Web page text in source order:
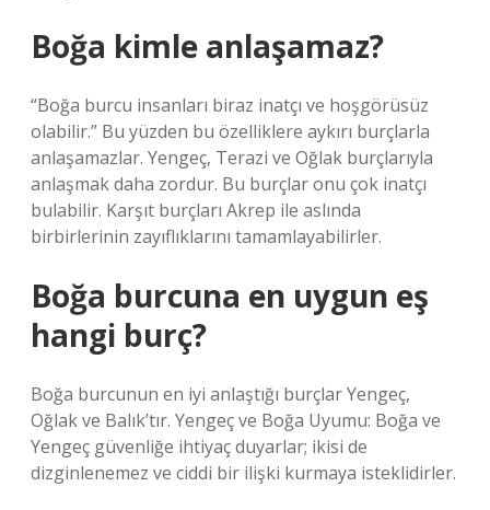
Boğa kimle anlaşamaz?
“Boğa burcu insanları biraz inatçı ve hoşgörüsüz
olabilir.” Bu yüzden bu özelliklere aykırı burçlarla
anlaşamazlar. Yengeç, Terazi ve Oğlak burçlarıyla
anlaşmak daha zordur. Bu burçlar onu çok inatçı
bulabilir. Karşıt burçları Akrep ile aslında
birbirlerinin zayıflıklarını tamamlayabilirler.
Boğa burcuna en uygun eş
hangi burç?
Boğa burcunun en iyi anlaştığı burçlar Yengeç,
Oğlak ve Balık’tır. Yengeç ve Boğa Uyumu: Boğa ve
Yengeç güvenliğe ihtiyaç duyarlar; ikisi de
dizginlenemez ve ciddi bir ilişki kurmaya isteklidirler.